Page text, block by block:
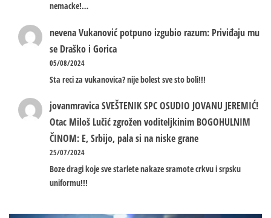
nemacke!…
nevenaVukanović potpuno izgubio razum: Priviđaju mu
se Draško i Gorica
05/08/2024
Sta reci za vukanovica? nije bolest sve sto boli!!!
jovanmravicaSVEŠTENIK SPC OSUDIO JOVANU JEREMIĆ!
Otac Miloš Lučić zgrožen voditeljkinim BOGOHULNIM
ČINOM: E, Srbijo, pala si na niske grane
25/07/2024
Boze dragi koje sve starlete nakaze sramote crkvu i srpsku
uniformu!!!